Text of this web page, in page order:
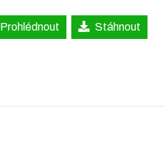
Prohlédnout Stáhnout